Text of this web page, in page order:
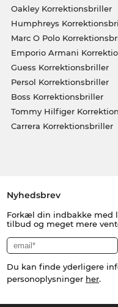
Oakley Korrektionsbriller
Humphreys
Marc O Polo
Emporio Armani
Guess Korrektionsbriller
Persol Korrektionsbriller
Boss Korrektionsbriller
Tommy Hilfiger
Carrera Korrektionsbriller
Nyhedsbrev
Forkæl din indbakke med
tilbud og meget mere
Du kan finde yderligere
personoplysninger her.